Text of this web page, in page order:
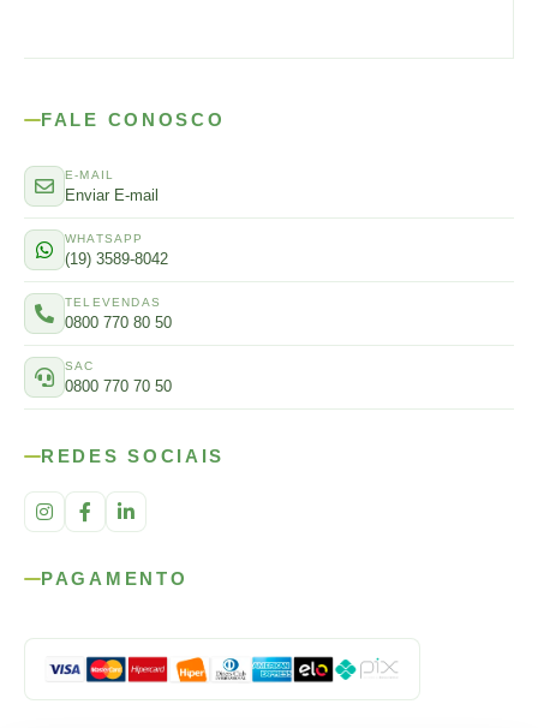
FALE CONOSCO
E-MAIL
Enviar E-mail
WHATSAPP
(19) 3589-8042
TELEVENDAS
0800 770 80 50
SAC
0800 770 70 50
REDES SOCIAIS
PAGAMENTO